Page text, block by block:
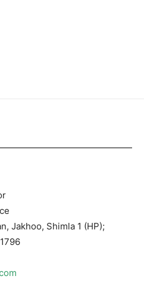
Jakhoo, Shimla 1 (HP);